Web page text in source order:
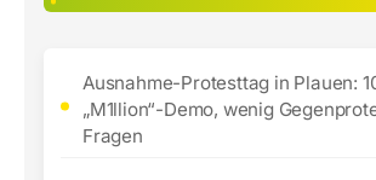
Ausnahme-Protesttag in Plauen:
„M1llion“-Demo, wenig
Fragen